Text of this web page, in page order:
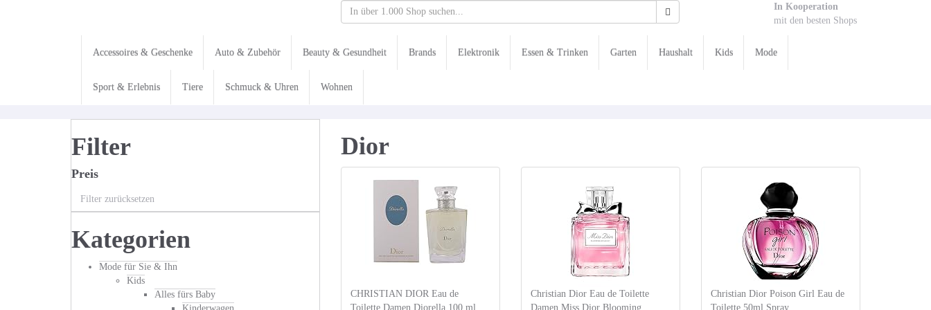
In Kooperation
mit den besten Shops
Accessoires & Geschenke Auto & Zubehör Beauty & Gesundheit Brands Elektronik Essen & Trinken Garten Haushalt Kids Mode
Sport & Erlebnis Tiere Schmuck & Uhren Wohnen
Dior
CHRISTIAN DIOR Eau de
Toilette Damen Diorella 100 ml
Christian Dior Eau de Toilette
Damen Miss Dior Blooming
Christian Dior Poison Girl Eau de
Toilette 50ml Spray
Filter
Preis
Filter zurücksetzen
Kategorien
Mode für Sie & Ihn
Kids
Alles fürs Baby